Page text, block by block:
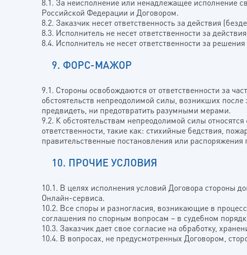
8.1. За неисполнение или ненадлежащее исполнение
Российской Федерации и Договором.
8.2. Заказчик несет ответственность за действия
8.3. Исполнитель не несет ответственности за
8.4. Исполнитель не несет ответственности за
9. ФОРС-МАЖОР
9.1. Стороны освобождаются от ответственности за
обстоятельств непреодолимой силы, возникших
предвидеть, ни предотвратить разумными мерами.
9.2. К обстоятельствам непреодолимой силы
ответственности, такие как: стихийные бедствия,
правительственные постановления или
10. ПРОЧИЕ УСЛОВИЯ
10.1. В целях исполнения условий Договора стороны
Онлайн-сервиса.
10.2. Все споры и разногласия, возникающие в
соглашения по спорным вопросам – в судебном
10.3. Заказчик дает свое согласие на обработку,
10.4. В вопросах, не предусмотренных Договором,